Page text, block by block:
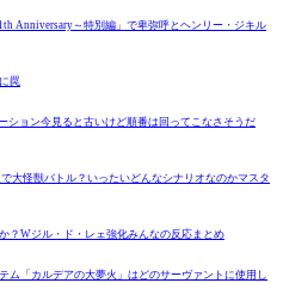
Anniversary～特別編」で卑弥呼とヘンリー・ジキル
罠
ション今見ると古いけど順番は回ってこなさそうだ
大怪獣バトル？いったいどんなシナリオなのかマスタ
？Wジル・ド・レェ強化みんなの反応まとめ
ム「カルデアの大夢火」はどのサーヴァントに使用し